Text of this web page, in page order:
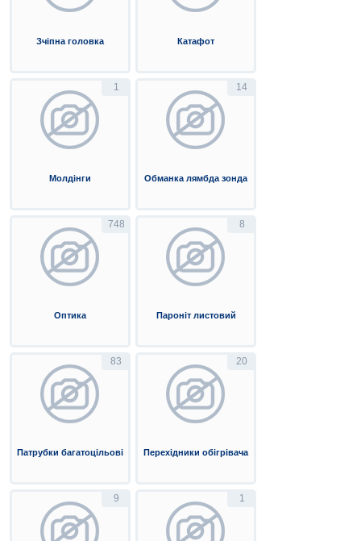
Зчіпна головка Катафот
1
Молдінги
14
Обманка лямбда зонда
748
Оптика
8
Пароніт листовий
83
Патрубки багатоцільові
20
Перехідники обігрівача
9 1